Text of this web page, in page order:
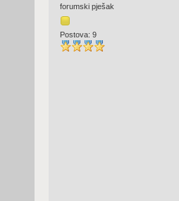
forumski pješak
Postova: 9